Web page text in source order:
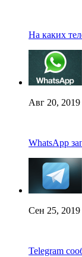
На каких
Авг 20, 2019
WhatsApp
Сен 25, 2019
Telegram